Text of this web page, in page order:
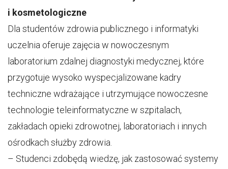
i kosmetologiczne
Dla studentów zdrowia publicznego i informatyki
uczelnia oferuje zajęcia w nowoczesnym
laboratorium zdalnej diagnostyki medycznej, które
przygotuje wysoko wyspecjalizowane kadry
techniczne wdrażające i utrzymujące nowoczesne
technologie teleinformatyczne w szpitalach,
zakładach opieki zdrowotnej, laboratoriach i innych
ośrodkach służby zdrowia.
– Studenci zdobędą wiedzę, jak zastosować systemy